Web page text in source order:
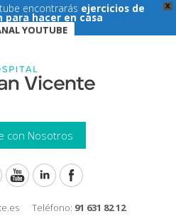
X
encontrarás ejercicios de
hacer en casa
YOUTUBE
con Nosotros
Teléfono: 91 631 82 12